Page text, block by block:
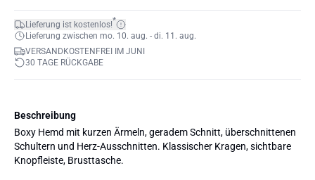
Lieferung ist kostenlos!*
Lieferung zwischen mo. 10. aug. - di. 11. aug.
VERSANDKOSTENFREI IM JUNI
30 TAGE RÜCKGABE
Beschreibung
Boxy Hemd mit kurzen Ärmeln, geradem Schnitt, überschnittenen
Schultern und Herz-Ausschnitten. Klassischer Kragen, sichtbare
Knopfleiste, Brusttasche.